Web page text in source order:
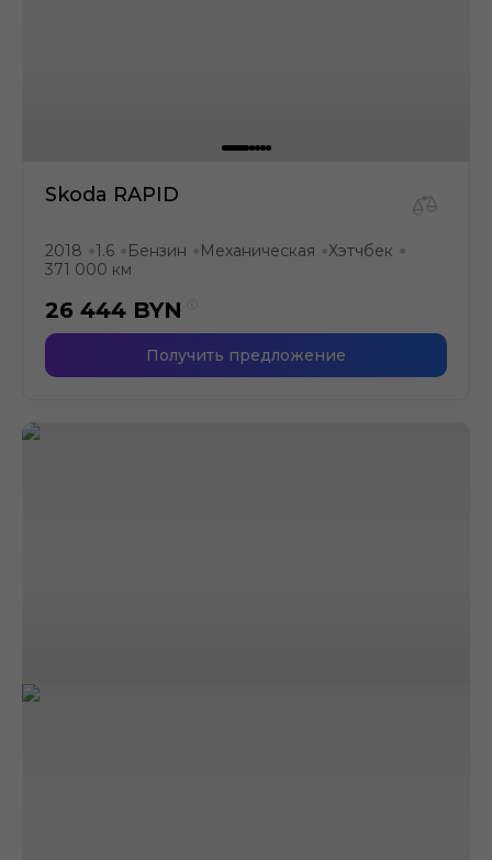
Skoda RAPID
2018 ●1.6 ● Бензин ● Механическая ●Хэтчбек ●
371 000 км
26 444 BYN
Получить предложение